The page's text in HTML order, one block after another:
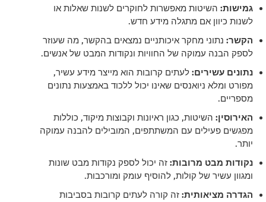
גמישות: השיטות מאפשרות לחוקרים לשנות שאלות או
לשנות כיוון אם מתגלה מידע חדש.
הקשר: נתוני מחקר איכותניים נמצאים בהקשר, מה שעוזר
לספק הבנה עמוקה של החוויות ונקודות המבט של אנשים.
נתונים עשירים:לעתים קרובות הוא מייצר מידע עשיר,
מפורט ומלא ניואנסים שאינו יכול ללכוד באמצעות נתונים
מספריים.
האירוסין: השיטות, כגון ראיונות וקבוצות מיקוד, כוללות
מפגשים פעילים עם המשתתפים, המובילים להבנה עמוקה
יותר.
נקודות מבט מרובות: זה יכול לספק נקודות מבט שונות
ומגוון עשיר של קולות, להוסיף עומק ומורכבות.
הגדרה מציאותית:זה קורה לעתים קרובות בסביבות